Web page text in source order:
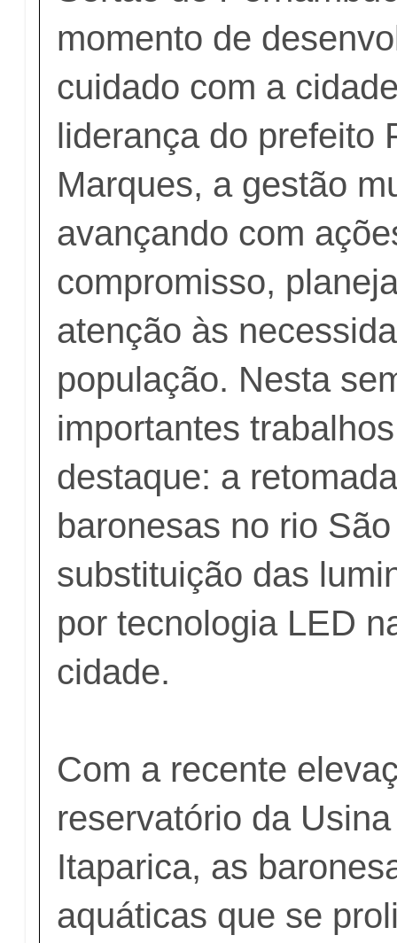
momento de
cuidado com a
liderança do prefeito
Marques, a gestão
avançando com
compromisso,
atenção às
população. Nesta
importantes
destaque: a
baronesas no rio
substituição das
por tecnologia LED
cidade.
Com a recente
reservatório da
Itaparica, as
aquáticas que se